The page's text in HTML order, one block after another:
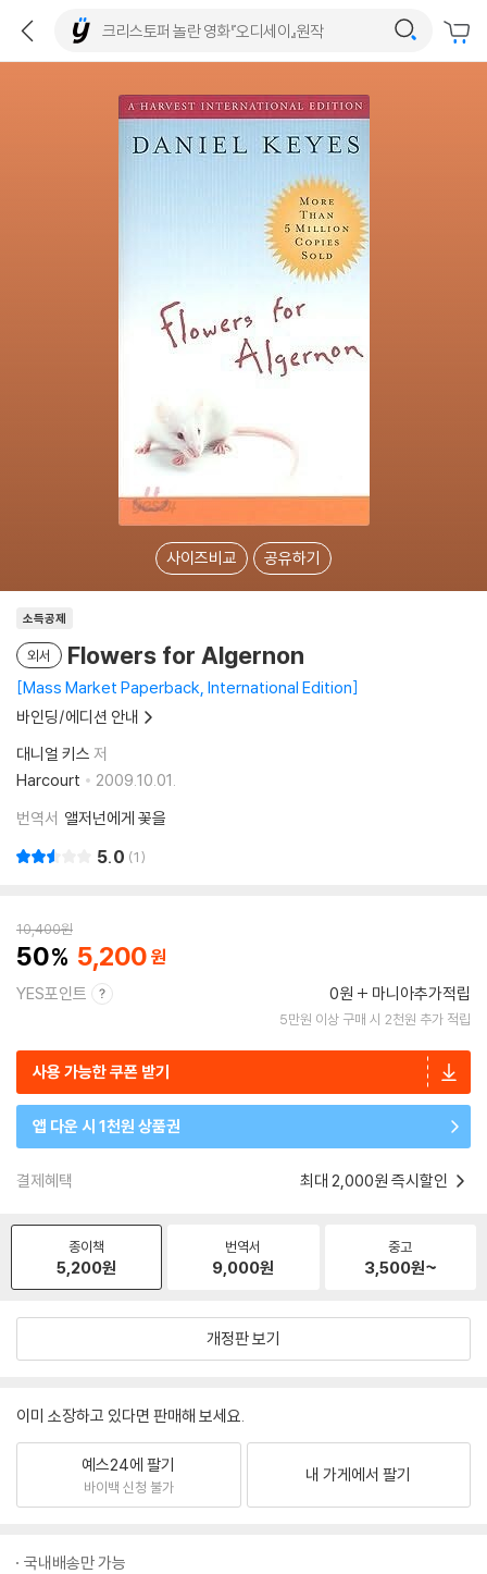
사이즈비교 공유하기
소득공제
외서 Flowers for Algernon
Mass Market Paperback, International Edition
바인딩/에디션 안내
대니얼 키스 저
Harcourt
2009.10.01.
번역서 앨저넌에게 꽃을
5.0 1
10,400원
50 5,200
YES포인트 0원 마니아추가적립
5만원 이상 구매 시 2천원 추가 적립
사용 가능한 쿠폰 받기
앱 다운 시 1천원 상품권
결제혜택 최대 2,000원 즉시할인
종이책
5,200원
번역서
9,000원
중고
3,500원~
개정판 보기
이미 소장하고 있다면 판매해 보세요.
예스24에 팔기
바이백 신청 불가
내 가게에서 팔기
국내배송만 가능